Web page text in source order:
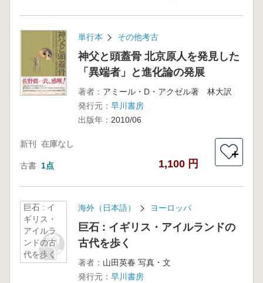
単行本 その他考古
神父と頭蓋骨 北京原人を発見した
「異端者」と進化論の発展
著者： アミール・D・アクゼル著 林大訳
発行元： 早川書房
出版年： 2010/06
新刊 在庫なし
古書 1点 1,100 円
＋
巨石 : イ
ギリス・
アイルラ
ンドの古
代を歩く
海外（日本語） ヨーロッパ
巨石 : イギリス・アイルランドの
古代を歩く
著者： 山田英春 写真・文
発行元： 早川書房